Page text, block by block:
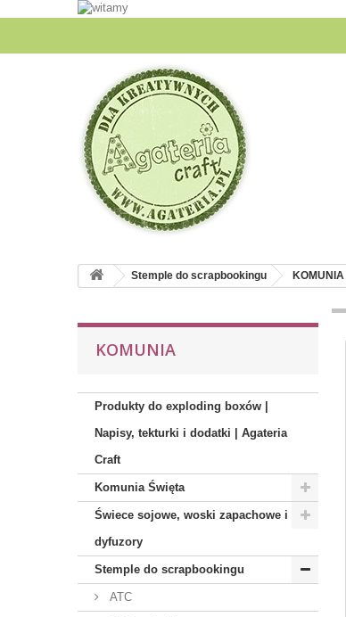
Stemple do scrapbookingu KOMUNIA
KOMUNIA
Produkty do exploding boxów |
Napisy, tekturki i dodatki | Agateria
Craft
Komunia Święta
Świece sojowe, woski zapachowe i
dyfuzory
Stemple do scrapbookingu
ATC